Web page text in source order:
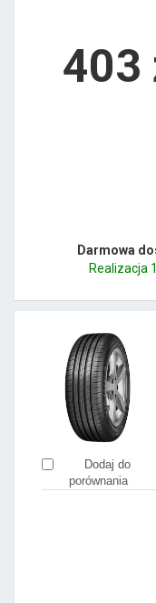
403
Darmowa
Realizacja
Dodaj do
porównania